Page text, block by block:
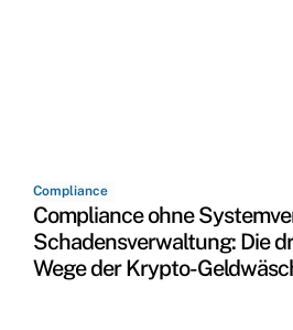
Compliance
Compliance ohne
Schadensverwaltung: Die
Wege der Krypto-